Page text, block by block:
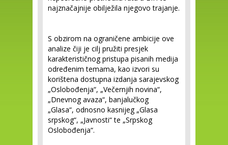
najznačajnije obilježila njegovo trajanje.
S obzirom na ograničene ambicije ove
analize čiji je cilj pružiti presjek
karakterističnog pristupa pisanih medija
određenim temama, kao izvori su
korištena dostupna izdanja sarajevskog
„Oslobođenja“, „Večernjih novina“,
„Dnevnog avaza“, banjalučkog
„Glasa“, odnosno kasnijeg „Glasa
srpskog“, „Javnosti“ te „Srpskog
Oslobođenja“.